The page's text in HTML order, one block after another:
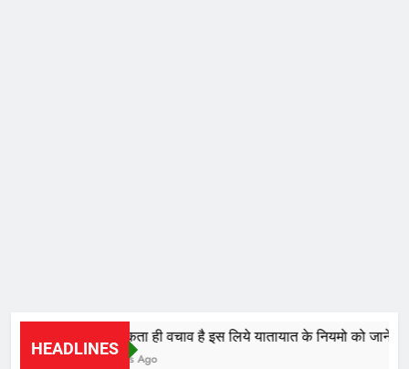
HEADLINES
जागरूकता ही वचाव है इस लिये यातायात के नियमो को जाने और
4 Hours Ago